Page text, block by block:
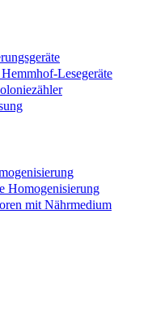
Lesegeräte
Homogenisierung
mit Nährmedium